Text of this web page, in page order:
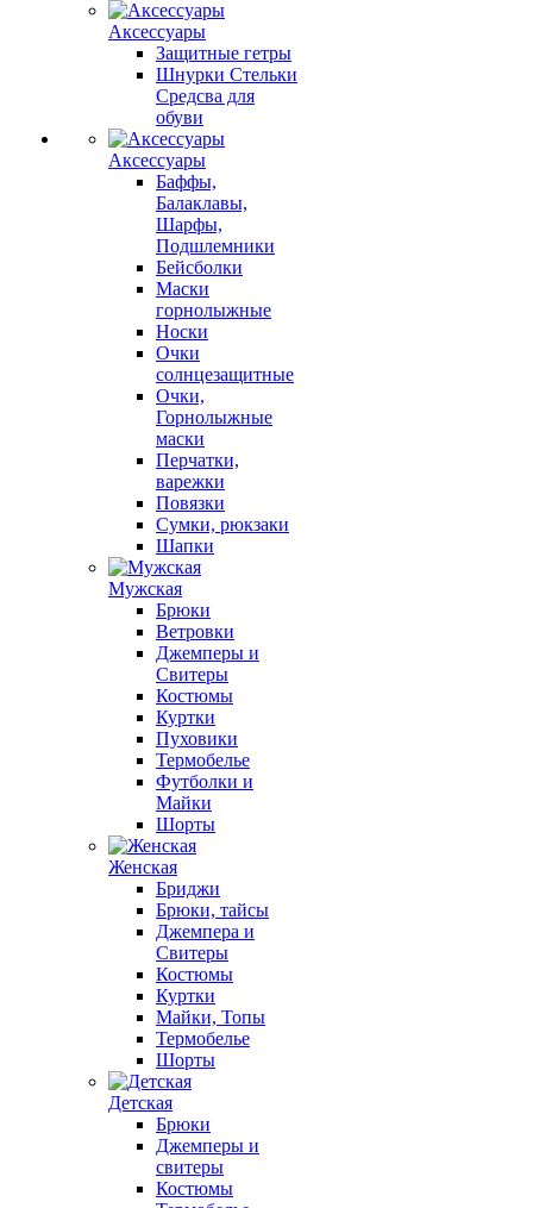
Аксессуары
Защитные гетры
Шнурки Стельки
Средсва для
обуви
Аксессуары
Баффы,
Балаклавы,
Шарфы,
Подшлемники
Бейсболки
Маски
горнолыжные
Носки
Очки
солнцезащитные
Очки,
Горнолыжные
маски
Перчатки,
варежки
Повязки
Сумки, рюкзаки
Шапки
Мужская
Брюки
Ветровки
Джемперы и
Свитеры
Костюмы
Куртки
Пуховики
Термобелье
Футболки и
Майки
Шорты
Женская
Бриджи
Брюки, тайсы
Джемпера и
Свитеры
Костюмы
Куртки
Майки, Топы
Термобелье
Шорты
Детская
Брюки
Джемперы и
свитеры
Костюмы